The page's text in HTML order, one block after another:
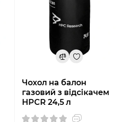
Чохол на балон
газовий з відсікачем
HPCR 24,5 л